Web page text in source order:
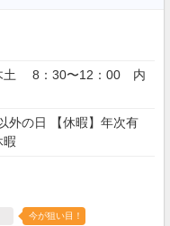
00 内
外の日 【休暇】年次有
暇
今が狙い目！